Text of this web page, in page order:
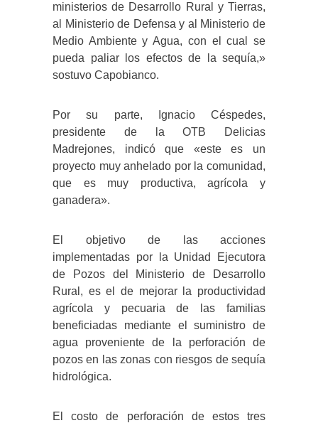
ministerios de Desarrollo Rural y Tierras,
al Ministerio de Defensa y al Ministerio de
Medio Ambiente y Agua, con el cual se
pueda paliar los efectos de la sequía,»
sostuvo Capobianco.
Por su parte, Ignacio Céspedes,
presidente de la OTB Delicias
Madrejones, indicó que «este es un
proyecto muy anhelado por la comunidad,
que es muy productiva, agrícola y
ganadera».
El objetivo de las acciones
implementadas por la Unidad Ejecutora
de Pozos del Ministerio de Desarrollo
Rural, es el de mejorar la productividad
agrícola y pecuaria de las familias
beneficiadas mediante el suministro de
agua proveniente de la perforación de
pozos en las zonas con riesgos de sequía
hidrológica.
El costo de perforación de estos tres